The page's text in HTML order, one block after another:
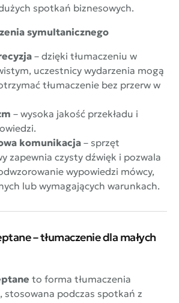
spotkań biznesowych.
symultanicznego
– dzięki tłumaczeniu w
uczestnicy wydarzenia mogą
tłumaczenie bez przerw w
– wysoka jakość przekładu i
komunikacja – sprzęt
zapewnia czysty dźwięk i pozwala
wypowiedzi mówcy,
lub wymagających warunkach.
– tłumaczenie dla małych
to forma tłumaczenia
stosowana podczas spotkań z